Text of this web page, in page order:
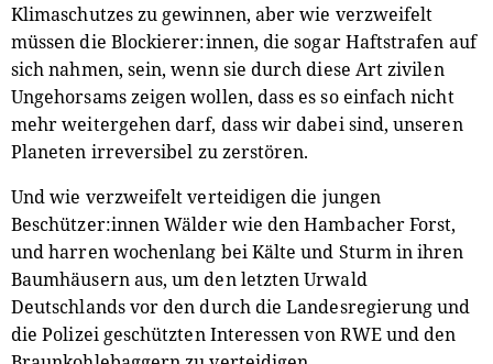
Klimaschutzes zu gewinnen, aber wie verzweifelt
müssen die Blockierer:innen, die sogar Haftstrafen auf
sich nahmen, sein, wenn sie durch diese Art zivilen
Ungehorsams zeigen wollen, dass es so einfach nicht
mehr weitergehen darf, dass wir dabei sind, unseren
Planeten irreversibel zu zerstören.
Und wie verzweifelt verteidigen die jungen
Beschützer:innen Wälder wie den Hambacher Forst,
und harren wochenlang bei Kälte und Sturm in ihren
Baumhäusern aus, um den letzten Urwald
Deutschlands vor den durch die Landesregierung und
die Polizei geschützten Interessen von RWE und den